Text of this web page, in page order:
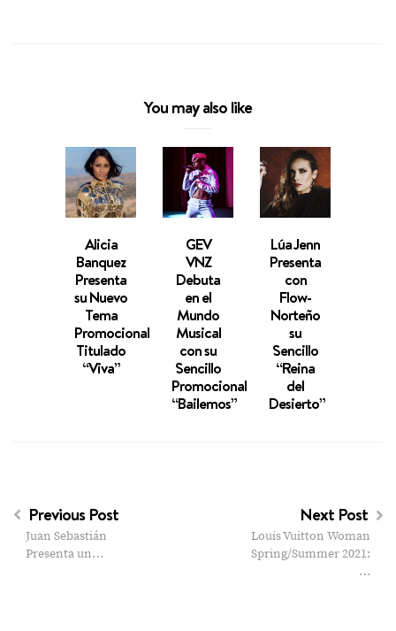
You may also like
Alicia
Banquez
Presenta
su Nuevo
Tema
Promocional
Titulado
“Viva”
GEV
VNZ
Debuta
en el
Mundo
Musical
con su
Sencillo
Promocional
“Bailemos”
Lúa Jenn
Presenta
con
Flow-
Norteño
su
Sencillo
“Reina
del
Desierto”
Previous Post
Juan Sebastián
Presenta un…
Next Post
Louis Vuitton Woman
Spring/Summer 2021:
…